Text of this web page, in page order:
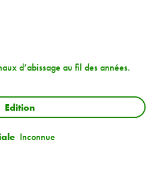
d’abissage au fil des années.
Edition
Inconnue